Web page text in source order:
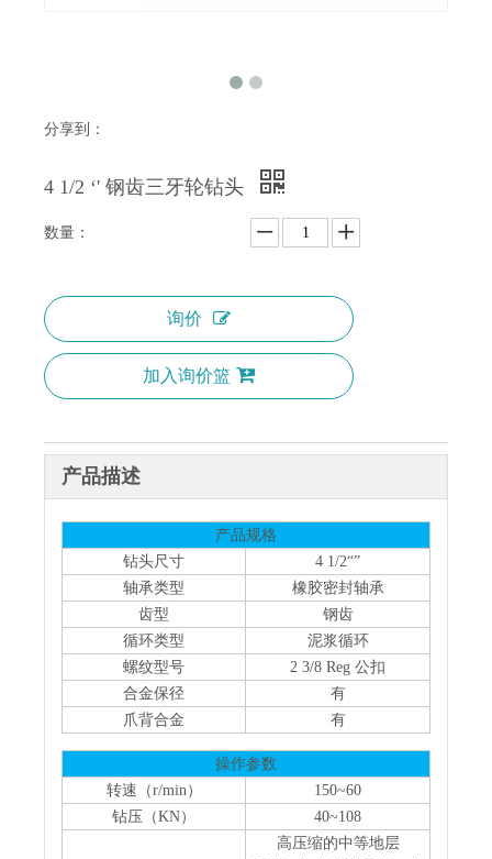
分享到：
4 1/2 ‘' 钢齿三牙轮钻头
数量：
询价
加入询价篮
产品描述
产品规格
钻头尺寸
4 1/2“”
轴承类型
橡胶密封轴承
齿型
钢齿
循环类型
泥浆循环
螺纹型号
2 3/8 Reg 公扣
合金保径
有
爪背合金
有
操作参数
转速（r/min）
150~60
钻压（KN）
40~108
高压缩的中等地层